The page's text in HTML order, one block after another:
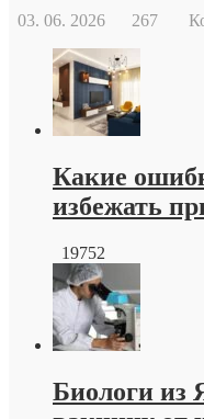
03. 06. 2026
267
Какие
избежать
19752
Биологи из